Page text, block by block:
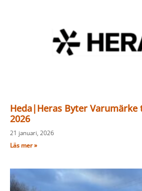
Heda|Heras Byter Varumärke
2026
21 januari, 2026
Läs mer »